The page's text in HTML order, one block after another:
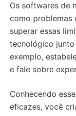
Os softwares de
como problemas
superar essas
tecnológico
exemplo,
e fale sobre
Conhecendo
eficazes, você